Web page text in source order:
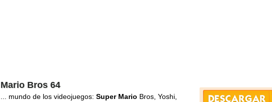
Mario Bros 64
... mundo de los videojuegos: Super Mario Bros, Yoshi,